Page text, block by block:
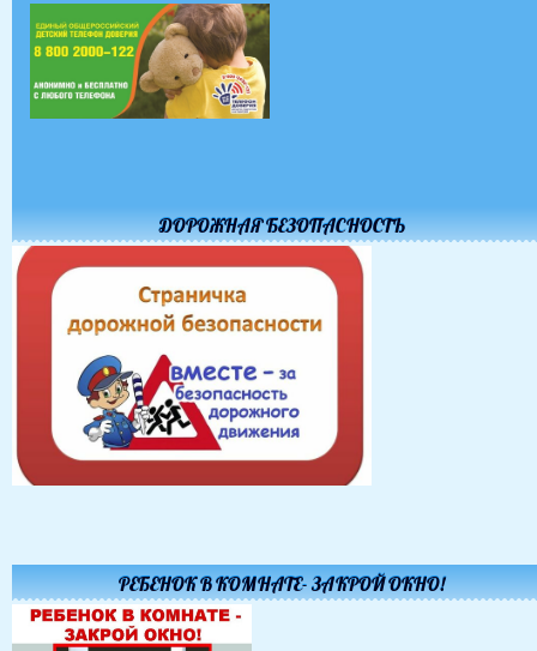
ДОРОЖНАЯ БЕЗОПАСНОСТЬ
РЕБЕНОК В КОМНАТЕ- ЗАКРОЙ ОКНО!